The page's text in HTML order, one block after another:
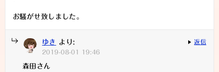
お騒がせ致しました。
ゆき より:
2019-08-01 19:46
森田さん
返信